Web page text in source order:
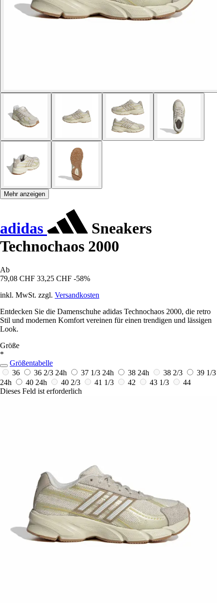
Mehr anzeigen
adidas
Sneakers
Technochaos 2000
Ab
79,08 CHF 33,25 CHF -58%
inkl. MwSt. zzgl. Versandkosten
Entdecken Sie die Damenschuhe adidas Technochaos 2000, die retro
Stil und modernen Komfort vereinen für einen trendigen und lässigen
Look.
Größe
*
Größentabelle
36
36 2/3 24h 37 1/3 24h 38 24h 38 2/3
39 1/3
24h
40 24h 40 2/3 41 1/3 42 43 1/3
44
Dieses Feld ist erforderlich